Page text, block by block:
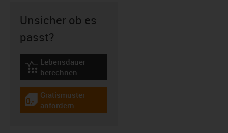
Unsicher ob es
passt?
igus-icon-lebensdauerrechner
Lebensdauer
berechnen
igus-icon-gratismuster
Gratismuster
anfordern